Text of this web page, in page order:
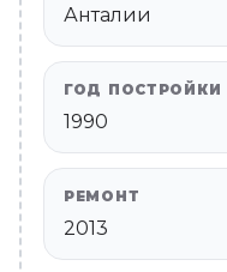
Анталии
ГОД ПОСТРОЙКИ
1990
РЕМОНТ
2013